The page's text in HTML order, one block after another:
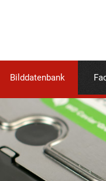
Bilddatenbank